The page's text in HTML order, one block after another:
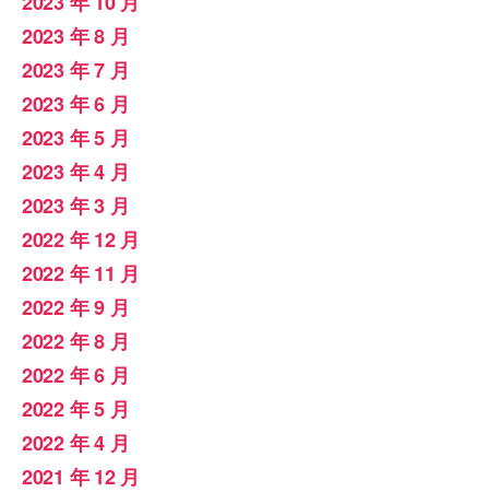
2023 年 8 月
2023 年 7 月
2023 年 6 月
2023 年 5 月
2023 年 4 月
2023 年 3 月
2022 年 12 月
2022 年 11 月
2022 年 9 月
2022 年 8 月
2022 年 6 月
2022 年 5 月
2022 年 4 月
2021 年 12 月